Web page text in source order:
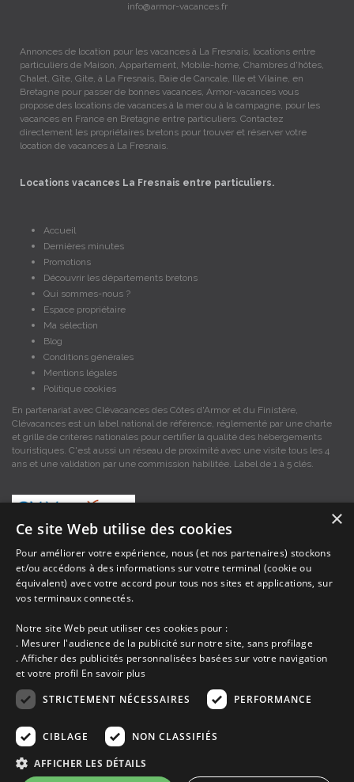
info@armor-vacances.fr
Annonces de location pour les vacances à La Fresnais, locations entre
particuliers de Maison, Appartement, Mobile-home, Chambres d'hôtes,
Chalet, Gîte, Gite, à La Fresnais, Baie de Cancale, Ille et Vilaine, en
Bretagne pour passer de bonnes vacances, Armor-vacances vous
propose des locations de vacances à la mer ou à la campagne, pour les
vacances en France en Bretagne entre particuliers. Contactez
directement les propriétaires bretons pour trouver et réserver votre
location de vacances à La Fresnais.
Locations vacances La Fresnais entre particuliers.
Accueil
Dernières minutes
Promotions
Découvrir les départements bretons
Qui sommes-nous ?
Espace propriétaire
Ma sélection
Blog
Conditions générales
Mentions légales
Politique cookies
En partenariat avec Clévacances des Côtes d'Armor et du Finistère,
Clévacances est un label national de référence, réglementé par une charte
et grille de critères nationales pour certifier la qualité des hébergements
touristiques. C'est aussi un réseau de proximité avec une visite tous les 4
ans et une validation par une commission habilitée. Label de 1 à 5 clés.
Les descriptions et photos contenues dans le site Armor-vacances sont sous
la responsabilité des propriétaires, ces informations sont indicatives et non
contractuelles. Les données sont protégées par copyright Armor-vacances.
Armor-vacances n'est pas un organisme et ne touche aucune commission
sur les locations, c'est simplement un annuaire d'hébergements de
vacances en Bretagne, un service de petites annonces de location DE
PARTICULIER A PARTICULIER.
Avant de prendre possession du logement vous devez obtenir du
propriétaire un contrat qui stipule les clauses et le descriptif de la location,
grâce à ce contrat vous pouvez faire valoir vos droits si le logement ne
×
Ce site Web utilise des cookies
Pour améliorer votre expérience, nous (et nos partenaires) stockons
et/ou accédons à des informations sur votre terminal (cookie ou
équivalent) avec votre accord pour tous nos sites et applications, sur
vos terminaux connectés.
Notre site Web peut utiliser ces cookies pour :
. Mesurer l'audience de la publicité sur notre site, sans profilage
. Afficher des publicités personnalisées basées sur votre navigation
et votre profil En savoir plus
STRICTEMENT NÉCESSAIRES
PERFORMANCE
CIBLAGE NON CLASSIFIÉS
AFFICHER LES DÉTAILS